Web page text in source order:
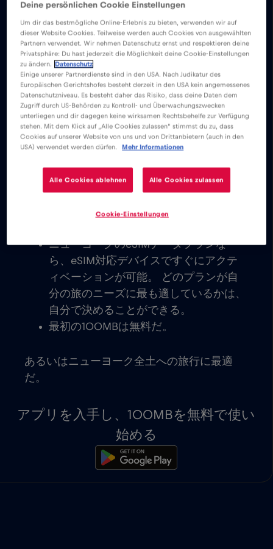
メリット 説明 互換性
簡単にインストールできるRed Bull MOBILE
アプリをダウンロードして、またはニューヨ
ーク全土でそれぞれ無制限のモバイルインタ
ーネットを楽しもう。
基本料金は一切かからない。eSIMカー
ドをアクティベートすれば、基本料金や
ローミング料金なしで世界中に接続でき
Eメール、チャット、ビデオ会議の設
定、ソーシャルメディアアカウントの使
用が可能になる。世界中の家族や友人と
ニューヨークのeSIMデータプランな
ら、eSIM対応デバイスですぐにアクテ
ィベーションが可能。 どのプランが自
分の旅のニーズに最も適しているかは、
自分で決めることができる。
最初の100MBは無料だ。
あるいはニューヨーク全土への旅行に最適
だ。
アプリを入手し、100MBを無料で使い
始める
Deine persönlichen Cookie Einstellungen
Um dir das bestmögliche Online-Erlebnis zu bieten, verwenden wir auf
dieser Website Cookies. Teilweise werden auch Cookies von ausgewählten
Partnern verwendet. Wir nehmen Datenschutz ernst und respektieren deine
Privatsphäre: Du hast jederzeit die Möglichkeit deine Cookie-Einstellungen
zu ändern.
Datenschutz
Einige unserer Partnerdienste sind in den USA. Nach Judikatur des
Europäischen Gerichtshofes besteht derzeit in den USA kein angemessenes
Datenschutzniveau. Es besteht daher das Risiko, dass deine Daten dem
Zugriff durch US-Behörden zu Kontroll- und Überwachungszwecken
unterliegen und dir dagegen keine wirksamen Rechtsbehelfe zur Verfügung
stehen. Mit dem Klick auf „Alle Cookies zulassen“ stimmst du zu, dass
Cookies auf unserer Website von uns und von Drittanbietern (auch in den
USA) verwendet werden dürfen.
Mehr Informationen
Alle Cookies ablehnen Alle Cookies zulassen
Cookie-Einstellungen